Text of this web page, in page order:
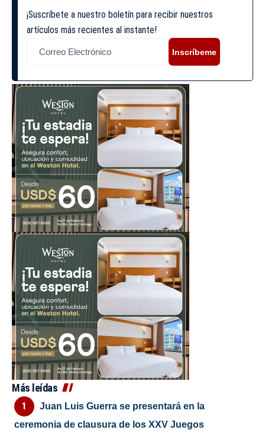
¡Suscríbete a nuestro boletín para recibir nuestros
artículos más recientes al instante!
Inscríbeme
Más leídas
Juan Luis Guerra se presentará en la
ceremonia de clausura de los XXV Juegos